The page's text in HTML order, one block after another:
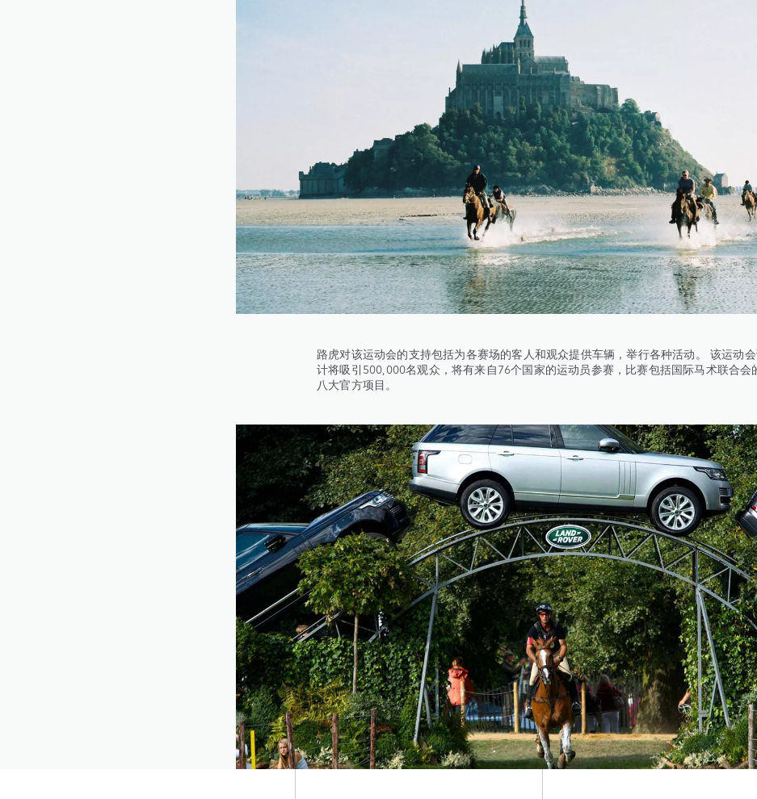
路虎对该运动会的支持包括为各赛场的客人和观众提供车辆，举行各种活动。 该运动
计将吸引500,000名观众，将有来自76个国家的运动员参赛，比赛包括国际马术联合会
八大官方项目。